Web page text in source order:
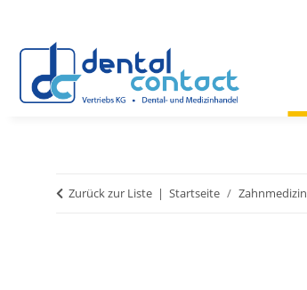
Zurück zur Liste Startseite Zahnmedizin